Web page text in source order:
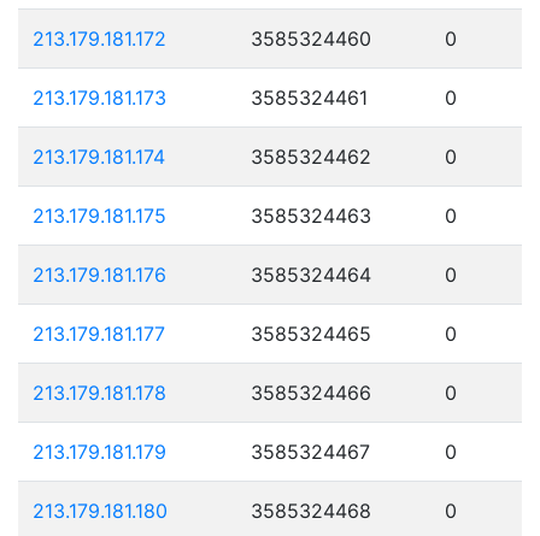
213.179.181.172 3585324460 0
213.179.181.173 3585324461 0
213.179.181.174 3585324462 0
213.179.181.175 3585324463 0
213.179.181.176 3585324464 0
213.179.181.177 3585324465 0
213.179.181.178 3585324466 0
213.179.181.179 3585324467 0
213.179.181.180 3585324468 0